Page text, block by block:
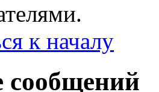
к началу
сообщений